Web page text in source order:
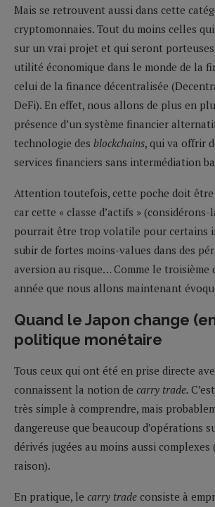
Mais se retrouvent aussi dans cette
cryptomonnaies. Tout du moins celles
sur un vrai projet et qui seront porteuses
utilité économique dans le monde de la
celui de la finance décentralisée
DeFi). En effet, nous allons de plus en
présence d’un système financier
technologie des blockchains, qui va offrir
services financiers sans intermédiation
Attention toutefois, cette poche doit être
car cette « classe d’actifs »
pourrait être trop volatile pour certains
subir de fortes moins-values dans des
aversion au risque… Comme le troisième
année que nous allons maintenant
Quand le Japon change
politique monétaire
Tous ceux qui ont été en prise directe
connaissent la notion de carry trade.
très simple à comprendre, mais
dangereuse que beaucoup d’opérations
dérivés jugées au moins aussi
raison).
En pratique, le carry trade consiste à